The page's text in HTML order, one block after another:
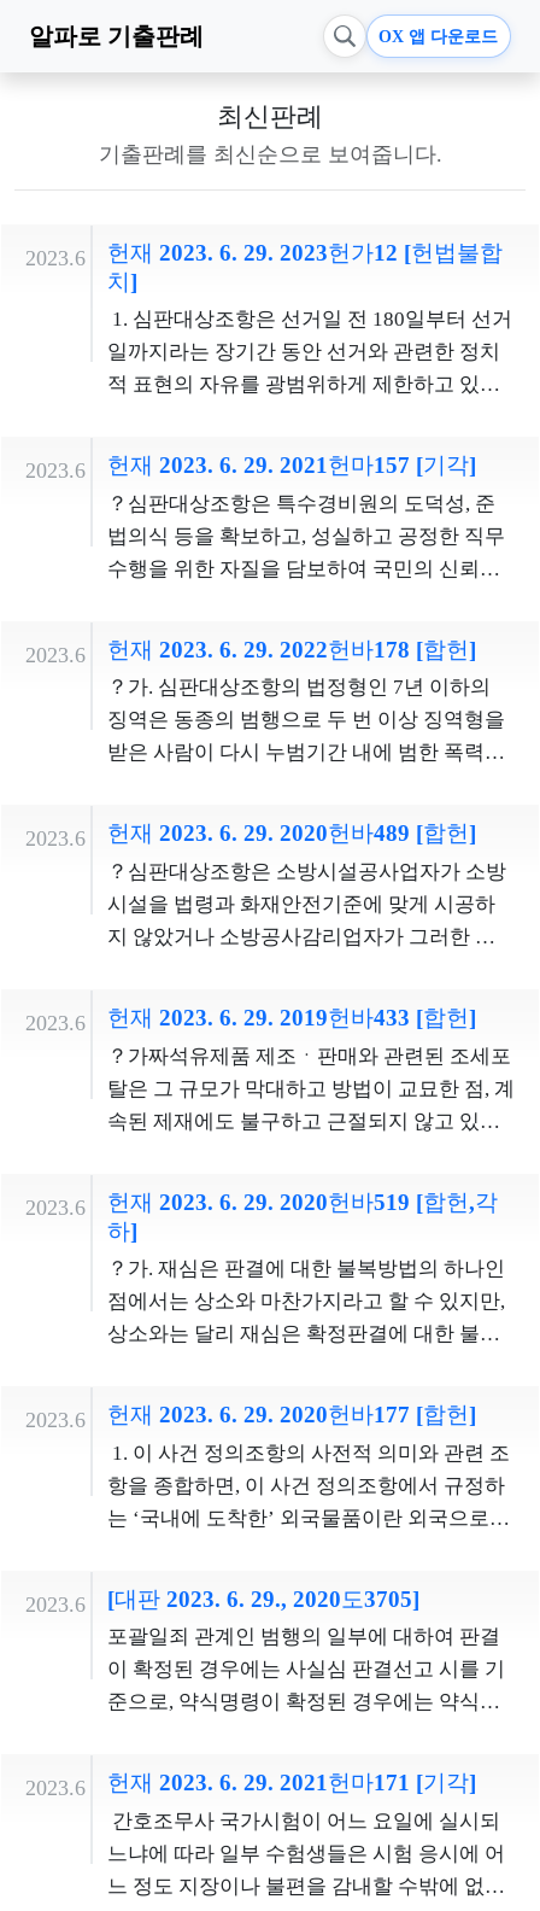
알파로 기출판례 OX 앱 다운로드
최신판례
기출판례를 최신순으로 보여줍니다.
2023.6
헌재 2023. 6. 29. 2023헌가12 [헌법불합
치]
1. 심판대상조항은 선거일 전 180일부터 선거
일까지라는 장기간 동안 선거와 관련한 정치
적 표현의 자유를 광범위하게 제한하고 있
회 불균형을 야기할 수 있으나, 그러한 우려가
있다고 하더라도 공직선거법상 선거비용 규
제 등을 통해서 해결할 수 있다. 또한 공직선거
법상 후보자 비방 금지 규정 등을 통해 무분별
한 흑색선전 등의 방지도 가능하다. 이러한 점
필요한 범위를 넘어 장기간 동안 선거에 영향
을 미치게 하기 위한 화환의 설치를 금지하는
것으로, 과잉금지원칙에 위반되어 정치적 표
현의 자유를 침해한다. 2. 심판대상조항의 위
로 규제하는 데 있고, 이와 관련하여 정치적 표
현행위의 방법을 구체적으로 어느 정도로 허
용할 것인가는 입법자가 논의를 거쳐 결정해
야 할 사항이다. 따라서 심판대상조항에 대하
때까지 계속 적용을 명하는 헌법불합치결정
을 한다.
2023.6 헌재 2023. 6. 29. 2021헌마157 [기각]
？심판대상조항은 특수경비원의 도덕성, 준
법의식 등을 확보하고, 성실하고 공정한 직무
수행을 위한 자질을 담보하여 국민의 신뢰를
모든 정황을 고려하여 금고 이상의 형에 대한
집행유예의 판결을 하였다면 그와 같은 사실
은 사회적 비난가능성이 결코 적지 아니함을
의미하고, 집행유예는 선고유예보다 범죄의
유형 등을 한정하지 아니하였다는 이유로 특
수경비원의 직업의 자유를 과도하게 제한한
다고 보기 어렵다. 심판대상조항은 범죄행위
로 금고 이상의 형의 집행유예를 선고받은 경
로 규정하고 있고, 그 기간은 개인이 받는 형벌
의 정도에 따라 달리 정해지므로, 기본권침해
를 최소화하고 있다. 따라서 심판대상조항은
과잉금지원칙에 반하여 특수경비원의 직업의
2023.6 헌재 2023. 6. 29. 2022헌바178 [합헌]
？가. 심판대상조항의 법정형인 7년 이하의
징역은 동종의 범행으로 두 번 이상 징역형을
받은 사람이 다시 누범기간 내에 범한 폭력범
여 징벌의 강도를 높여 이와 같은 범죄를 예방
하여야 한다는 형사정책적 판단에 따른 것으
로, 이와 같은 입법자의 입법정책적 결단이 입
법재량의 범위를 벗어난 것이라고 볼 수 없다.
？또한 심판대상조항은 징역형만을 규정하고
제 재판 과정에서 그 내용과 정상에 따라 양형
이 조절될 수 있으므로, 심판대상조항이 벌금
형을 선택형으로 규정하고 있지 않더라도 입
법형성의 재량의 범위를 벗어난 것으로 볼 수
대상조항은 전범과 후범이 모두 동종의 폭력
범죄 고의범일 것을 요하고, 전범에 대하여 2
회 이상의 징역형을 선고받아 형이 아직 실효
되지 아니하여야 하며, 누범으로 처벌하는 경
우여야 하는 등 엄격한 구성요건을 설정하고
에 비하여 비난가능성이 작다고 단정할 수 없
습폭행죄의 법정형에 비하？여 무겁다고 하
여 형벌체계상 균형을 상실하여 평등원칙에
위반된다고 할 수 없다.？
2023.6 헌재 2023. 6. 29. 2020헌바489 [합헌]
？심판대상조항은 소방시설공사업자가 소방
시설을 법령과 화재안전기준에 맞게 시공하
지 않았거나 소방공사감리업자가 그러한 시
이나 고의ㆍ과실 여부를 불문하고 일률적으
로 1년 이하의 징역 또는 1천만 원 이하의 벌
금에 처하도록 규정하고 있다. 이는 소방시설
이 법령이나 화재안전기준에 맞지 않게 시공
될 경우에는 설령 그 하자가 경미한 것이라고
재산상 피해가 초래되거나 그러한 피해가 확
대될 위험이 있음을 고려한 것이다. 특히 위와
같은 피해는 한 번 발생하면 돌이킬 수 없는 것
이므로 사전에 철저하게 예방할 필요가 있는
바, 사후적인 보완명령이나 과태료 처분 등 단
렵다. 그러므로 소방시설의 시공단계에 직접
관여하는 소방시설공사업자와 소방공사감리
업자로 하여금 소방시설을 법령과 화재안전
기준에 맞게 시공ㆍ감리하도록 하고, 이에 실
대하여 일률적으로 형벌을 부과하도록 규정
수 없다. 나아가 법관의 양형을 통한 형벌개별
화 가능성을 고려할 때, 이 조항이 정한 법정형
도 책임의 범위를 벗어나 과도한 것이라고 볼
간의 비례원칙에 위배되지 아니한다.？
2023.6 헌재 2023. 6. 29. 2019헌바433 [합헌]
？가짜석유제품 제조ㆍ판매와 관련된 조세포
탈은 그 규모가 막대하고 방법이 교묘한 점, 계
속된 제재에도 불구하고 근절되지 않고 있는
였던 점 등을 고려할 때, 입법자가 ‘사기나 그
재를 넘어 형사처벌이라는 수단을 선택한 것
이 헌법적 한계를 넘은 것이라고 보기 어렵다.
한편, 가짜석유제품 제조ㆍ판매와 관련된 조
를 고려한다면 법정형의 상한이 지나치게 높
다고 할 수 없고, 법정형의 하한이 없어 법관이
개별 사건의 죄질과 비난가능성에 부합하는
판결을 선고할 수 있으며, 징역형 또는 벌금형
례원칙에 위배되지 않는다.？
2023.6
헌재 2023. 6. 29. 2020헌바519 [합헌,각
하]
？가. 재심은 판결에 대한 불복방법의 하나인
점에서는 상소와 마찬가지라고 할 수 있지만,
상소와는 달리 재심은 확정판결에 대한 불복
청은 미확정판결에 대한 그것보다 훨씬 크기
때문에 상소보다 더 예외적으로 인정되어야
한다. 그리고 어떤 사유를 재심사유로 정하여
재심을 허용할 것인가, 재심에 있어 제소기간
을 둘 것인가 및 어떠한 종류의 소에 대한 확정
두 입법자가 확정판결에 대한 법적 안정성, 재
판의 신속ㆍ적정성, 법원의 업무부담 등을 고
려하여 결정하여야 할 입법정책의 문제이
다.？재심사유조항은 처벌의 대상이 되는 문
청보다 그 판결을 바로잡아 구체적 정의를 실
현하고 재판제도에 대한 국민의 신뢰를 유지
하여야 한다는 요청이 더 크게 고려된 것이므
로, 입법재량의 한계를 벗어나 재판을 받을 권
2023.6 헌재 2023. 6. 29. 2020헌바177 [합헌]
1. 이 사건 정의조항의 사전적 의미와 관련 조
항을 종합하면, 이 사건 정의조항에서 규정하
는 ‘국내에 도착한’ 외국물품이란 외국으로부
156조의 장치 장소에 있는 물품으로서 수입신
고가 수리되기 전의 물품을 의미하는 것으로
충분히 예측할 수 있다. 따라서 이 사건 정의조
항은 죄형법정주의의 명확성원칙에 위배되지
차는 관세 등의 부과를 통해 재정수입을 확보
하는 것뿐만 아니라, 국가정책상 필요한 각종
규제사항에 대한 실효성을 확보하는 데에도
유용하다. 관세법 및 기타 수출입 관련 법령 등
2023.6 [대판 2023. 6. 29., 2020도3705]
포괄일죄 관계인 범행의 일부에 대하여 판결
이 확정된 경우에는 사실심 판결선고 시를 기
준으로, 약식명령이 확정된 경우에는 약식명
행에 대하여는 확정판결의 기판력이 미친다.
또한 상상적 경합범 중 1죄에 대한 확정판결
의 기판력은 다른 죄에 대하여도 미친다. 따라
서 포괄일죄 관계인 범행의 일부에 대하여 판
결이 확정되거나 약식명령이 확정되었는데
2023.6 헌재 2023. 6. 29. 2021헌마171 [기각]
간호조무사 국가시험이 어느 요일에 실시되
느냐에 따라 일부 수험생들은 시험 응시에 어
느 정도 지장이나 불편을 감내할 수밖에 없으